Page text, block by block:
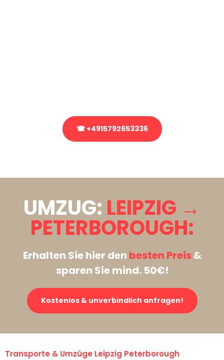
☎ +4915792653336
UMZUG: LEIPZIG →
PETERBOROUGH:
Erhalten Sie hier den besten Preis&
sparen Sie mind. 50€!
Kostenlos & unverbindlich anfragen!
Transporte & Umzüge Leipzig Peterborough